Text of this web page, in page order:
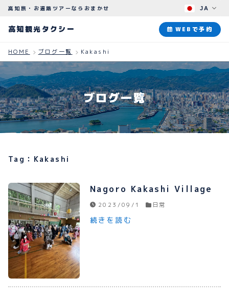
高知観光タクシー
ABOUT
観光タクシーについて
PLAN
観光プラン
ブログ
よくある質問
プライバシーポリシー
お問い合わせ
JA
高知旅・お遍路ツアーならおまかせ
高知観光タクシー WEBで予約
HOME ブログ一覧 Kakashi
ブログ一覧
Tag：Kakashi
Nagoro Kakashi Village
2023/09/1 日常
続きを読む